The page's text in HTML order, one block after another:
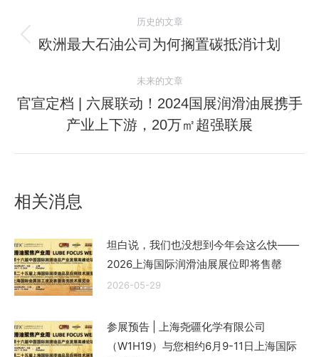
章
航
历史的文章
历
的
文
章：
欧洲最大石油公司为何搁置碳抵消计划
未来的文章
未
来
的
官宣定档 | 六展联动！2024国展润滑油展携手
产业上下游，20万㎡超强联展
相关消息
坦白说，我们也没想到今年会这么快——
2026上海国际润滑油展展位即将售罄
2026-05-29
参展预告 | 上海尧疆化学有限公司
（W1H19）与您相约6月9-11日上海国际